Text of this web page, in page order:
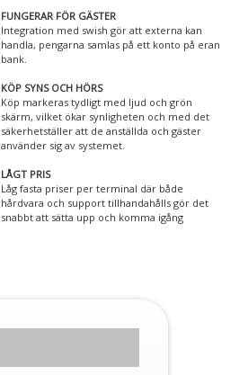
FUNGERAR FÖR GÄSTER
Integration med swish gör att externa kan
handla, pengarna samlas på ett konto på eran
bank.
KÖP SYNS OCH HÖRS
Köp markeras tydligt med ljud och grön
skärm, vilket ökar synligheten och med det
säkerhetställer att de anställda och gäster
använder sig av systemet.
LÅGT PRIS
Låg fasta priser per terminal där både
hårdvara och support tillhandahålls gör det
snabbt att sätta upp och komma igång